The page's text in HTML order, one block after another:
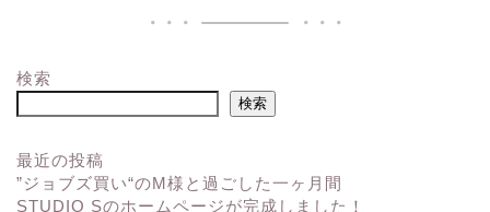
検索
検索
最近の投稿
”ジョブズ買い“のM様と過ごした一ヶ月間
STUDIO Sのホームページが完成しました！